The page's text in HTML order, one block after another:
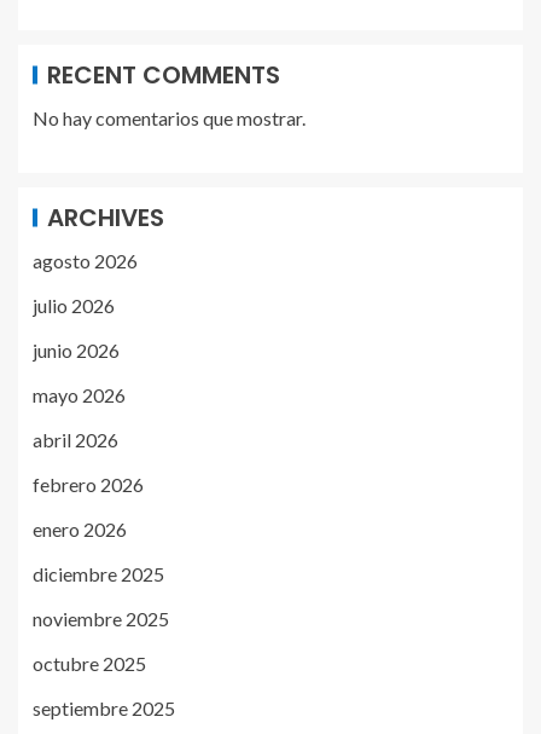
RECENT COMMENTS
No hay comentarios que mostrar.
ARCHIVES
agosto 2026
julio 2026
junio 2026
mayo 2026
abril 2026
febrero 2026
enero 2026
diciembre 2025
noviembre 2025
octubre 2025
septiembre 2025